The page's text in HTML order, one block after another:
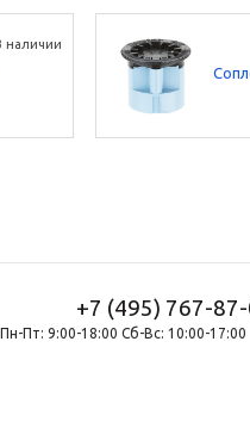
наличии
+7 (495) 767-
Пн-Пт: 9:00-18:00 Сб-Вс: 10:00-17:00